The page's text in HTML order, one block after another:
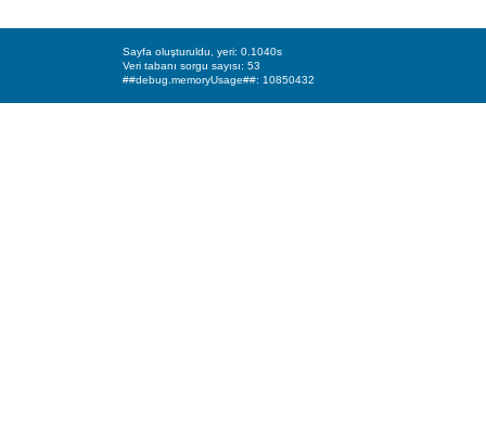
Sayfa oluşturuldu, yeri: 0.1040s
Veri tabanı sorgu sayısı: 53
##debug.memoryUsage##: 10850432